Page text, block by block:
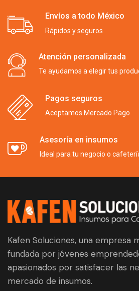
Envíos a todo México
Rápidos y seguros
Atención personalizada
Te ayudamos a elegir tus
Pagos seguros
Aceptamos Mercado Pago
Asesoría en insumos
Ideal para tu negocio o
Kafen Soluciones, una empresa
fundada por jóvenes
apasionados por satisfacer las
mercado de insumos.